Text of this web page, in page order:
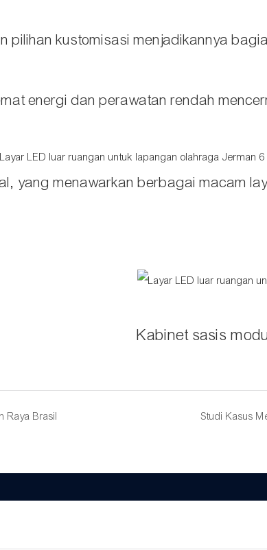
pilihan kustomisasi menjadikannya
energi dan perawatan rendah
yang menawarkan berbagai macam
Kabinet sasis
Raya Brasil Studi Kasus